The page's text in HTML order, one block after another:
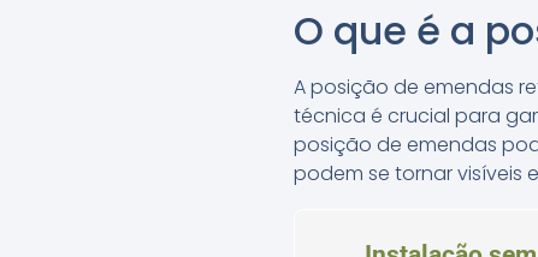
O que é a
A posição de emendas
técnica é crucial para
posição de emendas
podem se tornar visíveis